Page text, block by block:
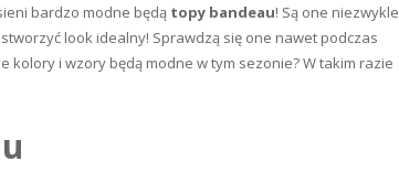
bardzo modne będą topy bandeau! Są one niezwykle
look idealny! Sprawdzą się one nawet podczas
kolory i wzory będą modne w tym sezonie? W takim razie